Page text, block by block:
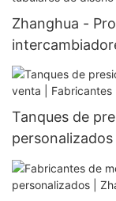
Zhanghua -
personalizado
Tanques de
personalizados
Zhanghua